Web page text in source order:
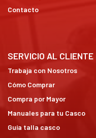
Contacto
SERVICIO AL CLIENTE
Trabaja con Nosotros
Cómo Comprar
Compra por Mayor
Manuales para tu Casco
Guía talla casco